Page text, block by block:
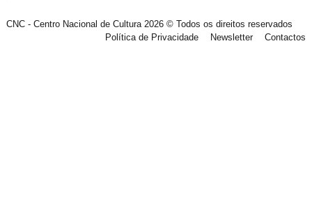
CNC - Centro Nacional de Cultura 2026 © Todos os direitos reservados
Política de Privacidade
Newsletter Contactos